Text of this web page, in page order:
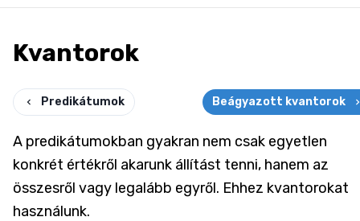
Kvantorok
Predikátumok Beágyazott kvantorok
A predikátumokban gyakran nem csak egyetlen
konkrét értékről akarunk állítást tenni, hanem az
összesről vagy legalább egyről. Ehhez kvantorokat
használunk.